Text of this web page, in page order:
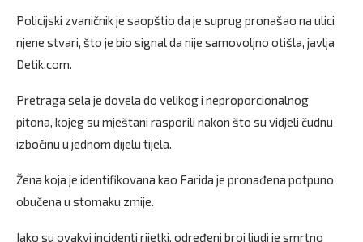
Policijski zvaničnik je saopštio da je suprug pronašao na ulici
njene stvari, što je bio signal da nije samovoljno otišla, javlja
Detik.com.
Pretraga sela je dovela do velikog i neproporcionalnog
pitona, kojeg su mještani rasporili nakon što su vidjeli čudnu
izbočinu u jednom dijelu tijela.
Žena koja je identifikovana kao Farida je pronađena potpuno
obučena u stomaku zmije.
Iako su ovakvi incidenti rijetki, određeni broj ljudi je smrtno